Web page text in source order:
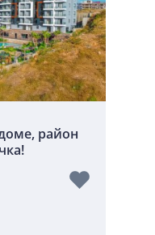
район